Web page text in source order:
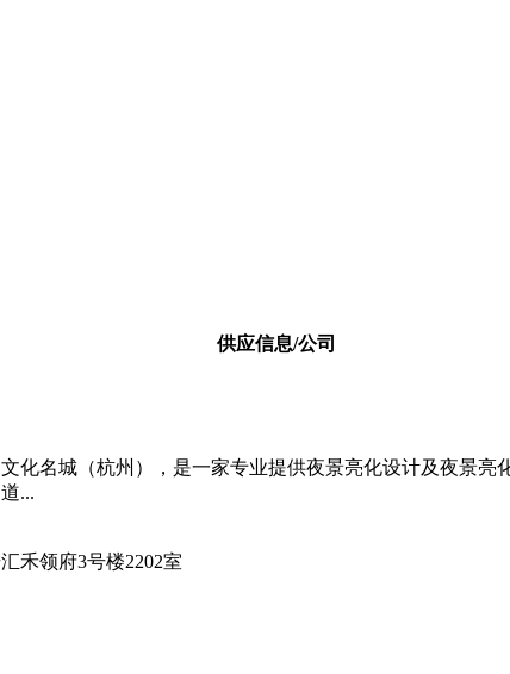
供应信息/公司
化名城（杭州），是一家专业提供夜景亮化设计及夜景亮
...
禾领府3号楼2202室